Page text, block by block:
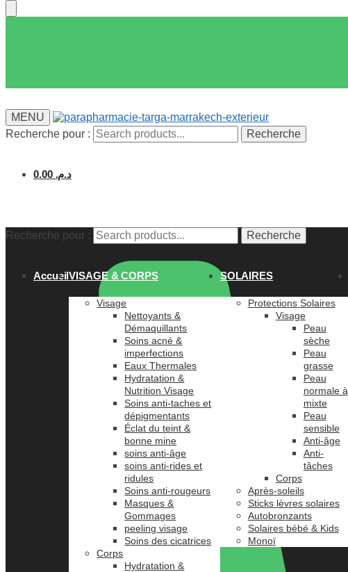
MENU
Recherche pour :
Recherche
د.م. 0.00
Recherche pour : Recherche
AccueilVISAGE & CORPS
Visage
Nettoyants &
Démaquillants
Soins acné &
imperfections
Eaux Thermales
Hydratation &
Nutrition Visage
Soins anti-taches et
dépigmentants
Éclat du teint &
bonne mine
soins anti-âge
soins anti-rides et
ridules
Soins anti-rougeurs
Masques &
Gommages
peeling visage
Soins des cicatrices
Corps
Hydratation &
SOLAIRES
Protections Solaires
Visage
Peau
sèche
Peau
grasse
Peau
normale à
mixte
Peau
sensible
Anti-âge
Anti-
tâches
Corps
Après-soleils
Sticks lèvres solaires
Autobronzants
Solaires bébé & Kids
Monoï